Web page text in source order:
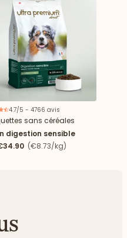
4.7/5 - 4766 avis
sans céréales
digestion sensible
(€8.73/kg)